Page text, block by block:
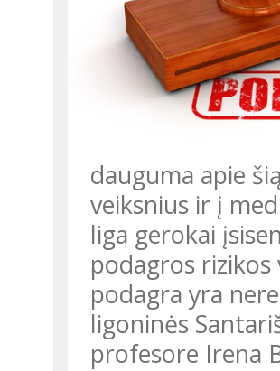
dauguma apie
veiksnius ir į
liga gerokai
podagros
podagra yra
ligoninės
profesore Irena